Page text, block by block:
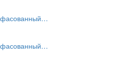
фасованный…
фасованный…